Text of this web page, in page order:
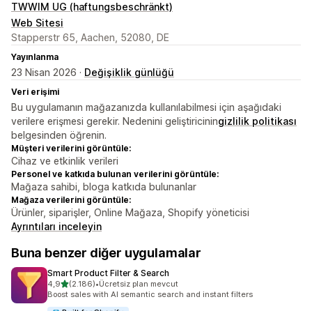
TWWIM UG (haftungsbeschränkt)
Web Sitesi
Stapperstr 65, Aachen, 52080, DE
Yayınlanma
23 Nisan 2026 · Değişiklik günlüğü
Veri erişimi
Bu uygulamanın mağazanızda kullanılabilmesi için aşağıdaki
verilere erişmesi gerekir. Nedenini geliştiriciningizlilik politikası
belgesinden öğrenin.
Müşteri verilerini görüntüle:
Cihaz ve etkinlik verileri
Personel ve katkıda bulunan verilerini görüntüle:
Mağaza sahibi, bloga katkıda bulunanlar
Mağaza verilerini görüntüle:
Ürünler, siparişler, Online Mağaza, Shopify yöneticisi
Ayrıntıları inceleyin
Buna benzer diğer uygulamalar
Smart Product Filter & Search
4,95 yıldız üzerinden
(2.186)
toplam 2186 değerlendirme
•Ücretsiz plan mevcut
Boost sales with AI semantic search and instant filters